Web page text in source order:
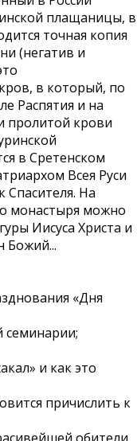
плащаницы, в
точная копия
(негатив и
в который, по
Распятия и на
пролитой крови
в Сретенском
Всея Руси
Спасителя. На
монастыря можно
Иисуса Христа и
Божий...
«Дня
семинарии;
и как это
причислить к